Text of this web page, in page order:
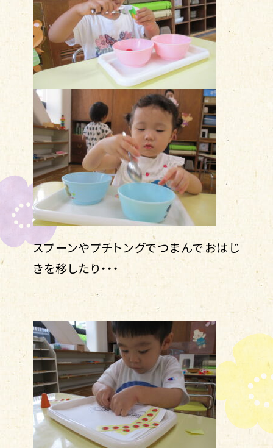
スプーンやプチトングでつまんでおはじ
きを移したり・・・